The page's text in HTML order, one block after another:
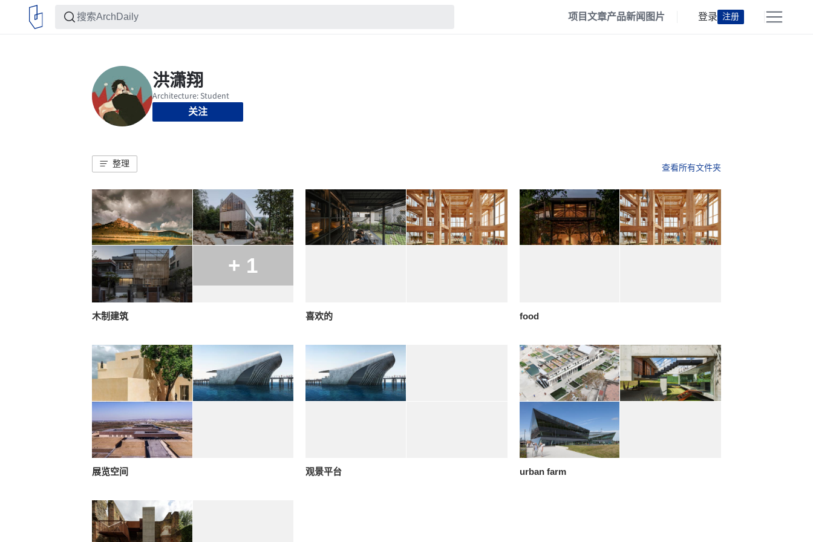
项目文章产品新闻 图片 登录 注册
关注
整理 查看所有文件夹
+ 1
木制建筑 喜欢的 food
展览空间 观景平台 urban farm